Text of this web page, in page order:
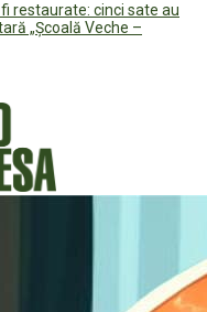
restaurate: cinci sate au
„Școală Veche –